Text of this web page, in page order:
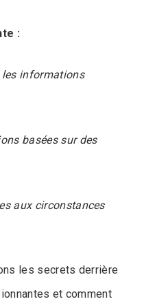
:
les informations
basées sur des
aux circonstances
les secrets derrière
et comment